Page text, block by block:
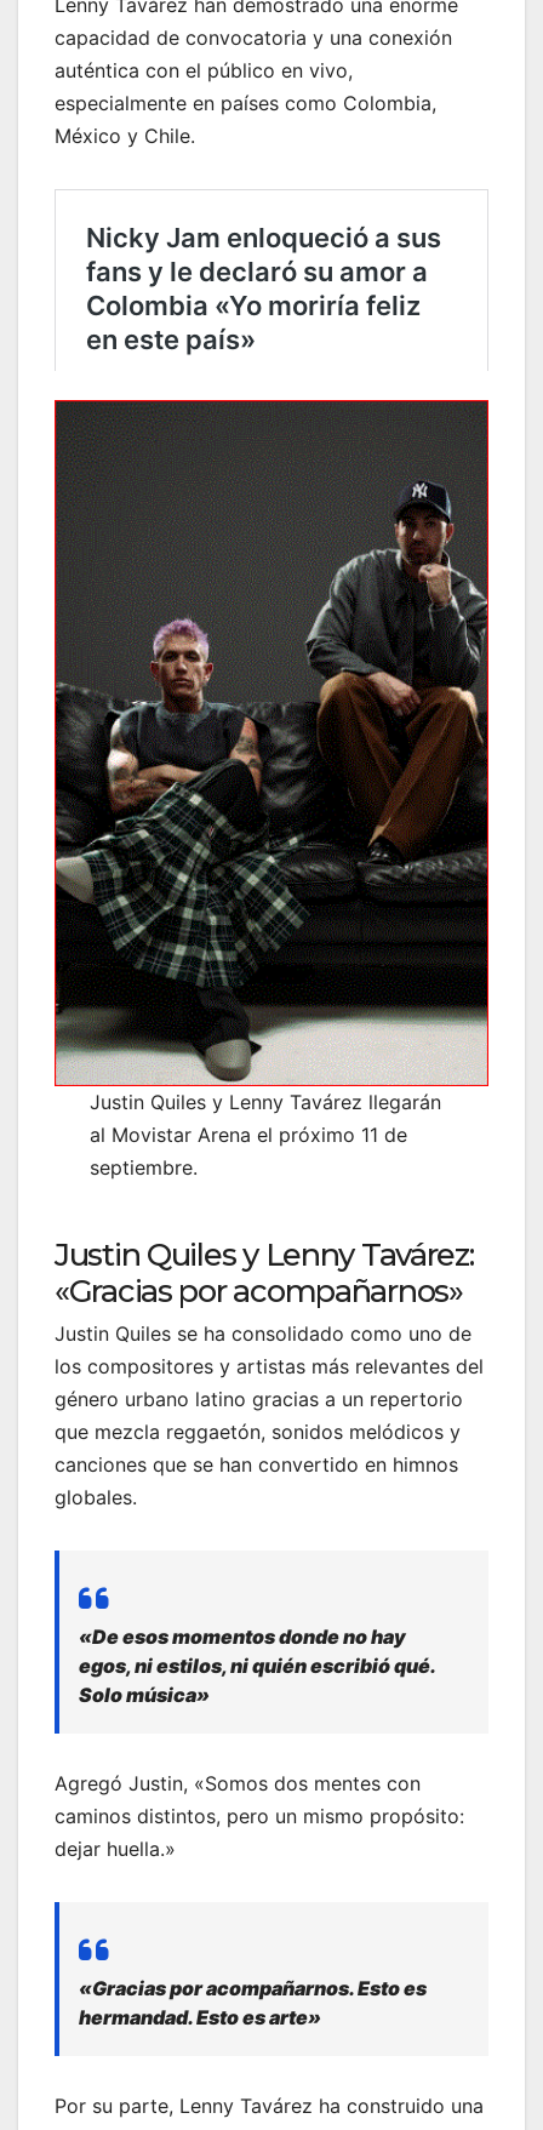
capacidad de convocatoria y una conexión
auténtica con el público en vivo,
especialmente en países como Colombia,
México y Chile.
Justin Quiles y Lenny Tavárez llegarán
al Movistar Arena el próximo 11 de
septiembre.
Justin Quiles y Lenny Tavárez:
«Gracias por acompañarnos»
Justin Quiles se ha consolidado como uno de
los compositores y artistas más relevantes del
género urbano latino gracias a un repertorio
que mezcla reggaetón, sonidos melódicos y
canciones que se han convertido en himnos
globales.
«De esos momentos donde no hay
egos, ni estilos, ni quién escribió qué.
Solo música»
Agregó Justin, «Somos dos mentes con
caminos distintos, pero un mismo propósito:
dejar huella.»
«Gracias por acompañarnos. Esto es
hermandad. Esto es arte»
Por su parte, Lenny Tavárez ha construido una